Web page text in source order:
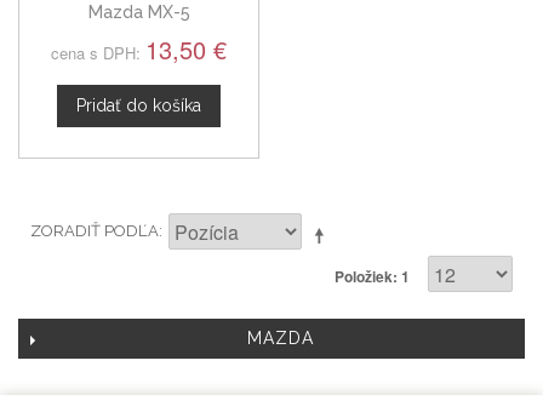
Mazda MX-5
cena s DPH: 13,50 €
Pridať do košíka
ZORADIŤ PODĽA
Položiek: 1
MAZDA